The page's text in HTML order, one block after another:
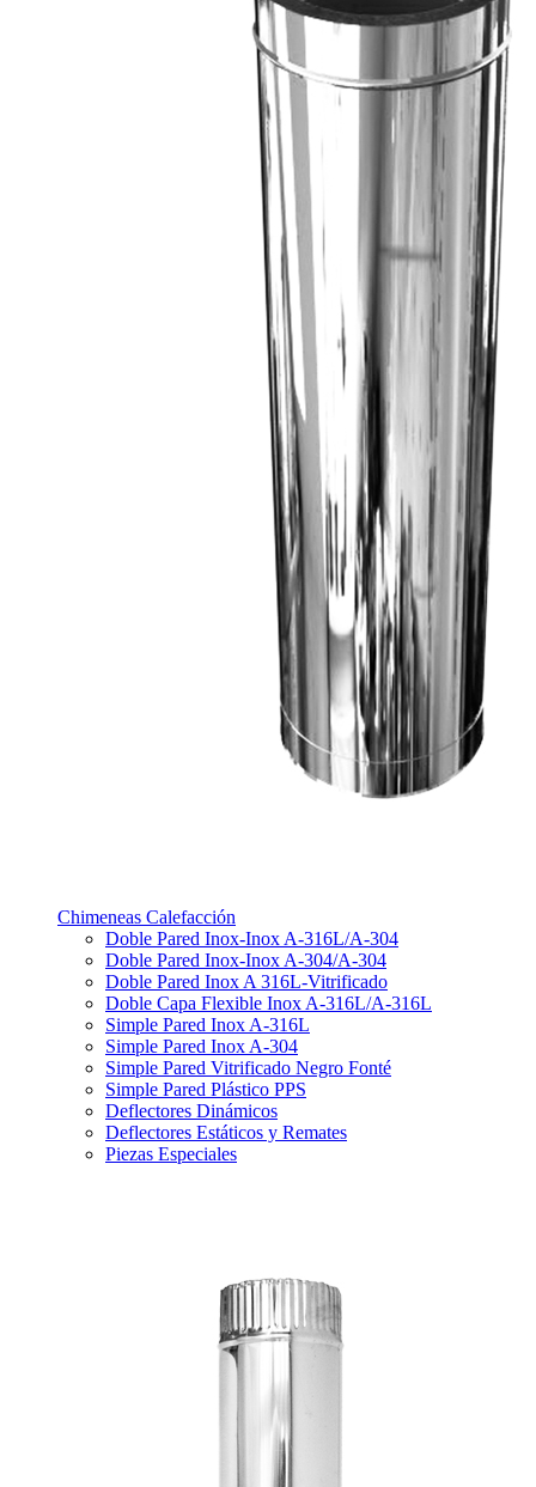
Chimeneas Calefacción
Doble Pared Inox-Inox A-316L/A-304
Doble Pared Inox-Inox A-304/A-304
Doble Pared Inox A 316L-Vitrificado
Doble Capa Flexible Inox A-316L/A-316L
Simple Pared Inox A-316L
Simple Pared Inox A-304
Simple Pared Vitrificado Negro Fonté
Simple Pared Plástico PPS
Deflectores Dinámicos
Deflectores Estáticos y Remates
Piezas Especiales